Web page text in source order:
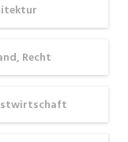
persönlich
gut passt.
Doch
welche
passt
Recht